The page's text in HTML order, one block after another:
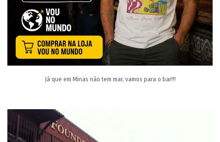
Já que em Minas não tem mar, vamos para o bar!!!